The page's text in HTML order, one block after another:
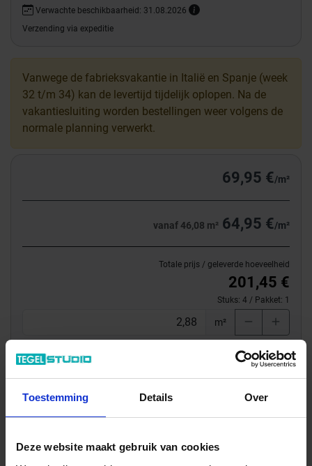
Toestemming Details Over
Deze website maakt gebruik van cookies
Verwachte beschikbaarheid: 31.08.2026
Verzending via expeditie
Vanwege de fabrieksvakantie in Italië en Spanje (week
32 t/m 34) kan de levertijd tijdelijk oplopen. Na de
vakantiesluiting worden bestellingen weer volgens de
normale planning verwerkt.
69,95 €/m²
vanaf 46,08 m² 64,95 €/m²
Totale prijs / geleverde hoeveelheid
201,45 €
Stuks: 4 / Pakket: 1
m²